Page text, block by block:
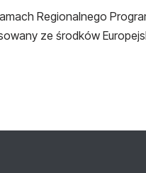
Regionalnego
ze środków